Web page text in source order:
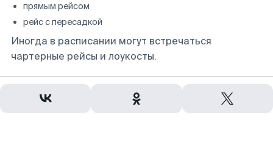
прямым рейсом
рейс с пересадкой
Иногда в расписании могут встречаться
чартерные рейсы и лоукосты.